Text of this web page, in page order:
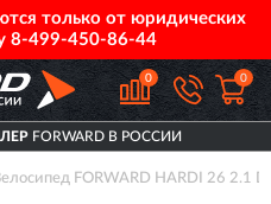
только от юридических
8-499-450-86-44
0 0
FORWARD В РОССИИ
FORWARD HARDI 26 2.1